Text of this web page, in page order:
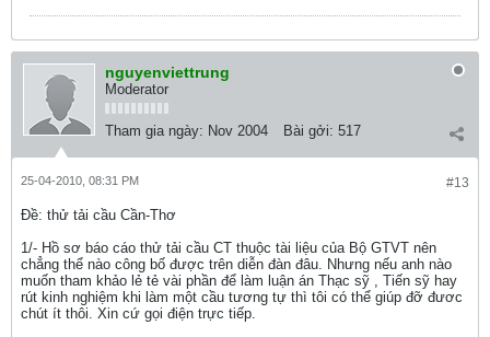
nguyenviettrung
Moderator
Tham gia ngày: Nov 2004 Bài gởi: 517
#13
25-04-2010, 08:31 PM
Ðề: thử tải cầu Cần-Thơ
1/- Hồ sơ báo cáo thử tải cầu CT thuộc tài liệu của Bộ GTVT nên
chẳng thể nào công bố được trên diễn đàn đâu. Nhưng nếu anh nào
muốn tham khảo lẻ tẻ vài phần để làm luận án Thạc sỹ , Tiến sỹ hay
rút kinh nghiệm khi làm một cầu tương tự thì tôi có thể giúp đỡ đươc
chút ít thôi. Xin cứ gọi điện trực tiếp.